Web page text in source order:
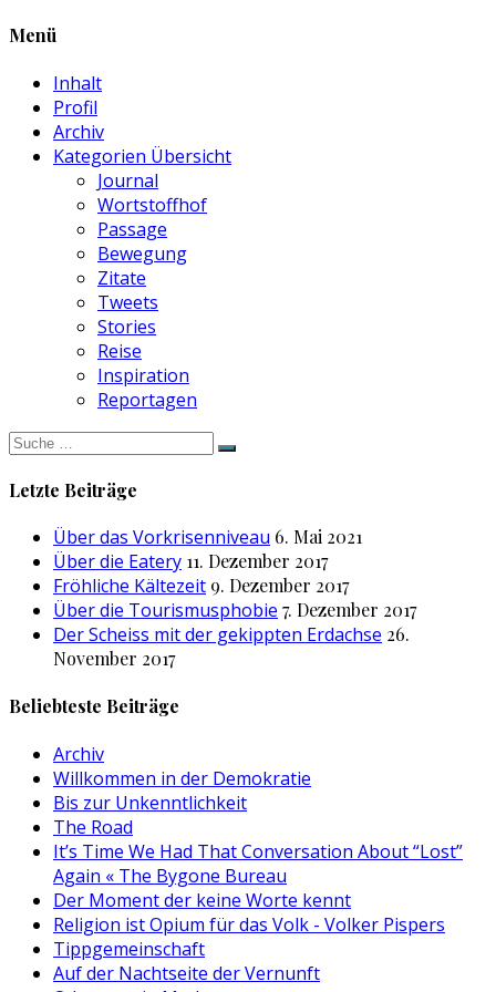
Menü
Inhalt
Profil
Archiv
Kategorien Übersicht
Journal
Wortstoffhof
Passage
Bewegung
Zitate
Tweets
Stories
Reise
Inspiration
Reportagen
Suche
nach:
Letzte Beiträge
Über das Vorkrisenniveau 6. Mai 2021
Über die Eatery 11. Dezember 2017
Fröhliche Kältezeit 9. Dezember 2017
Über die Tourismusphobie 7. Dezember 2017
Der Scheiss mit der gekippten Erdachse 26.
November 2017
Beliebteste Beiträge
Archiv
Willkommen in der Demokratie
Bis zur Unkenntlichkeit
The Road
It’s Time We Had That Conversation About “Lost”
Again « The Bygone Bureau
Der Moment der keine Worte kennt
Religion ist Opium für das Volk - Volker Pispers
Tippgemeinschaft
Auf der Nachtseite der Vernunft